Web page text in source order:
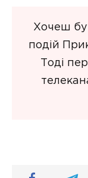
Хочеш
подій
Тоді